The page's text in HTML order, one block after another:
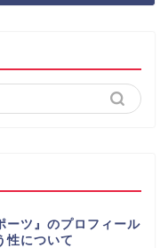
ーツ』のプロフィール
性について